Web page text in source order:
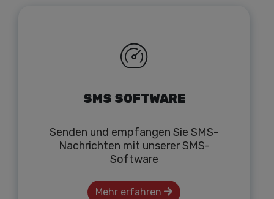
SMS SOFTWARE
Senden und empfangen Sie SMS-
Nachrichten mit unserer SMS-
Software
Mehr erfahren